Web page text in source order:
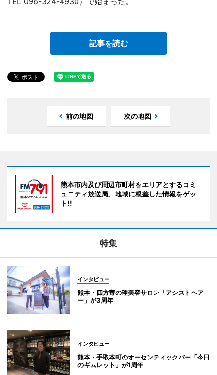
記事を読む
前の地図 次の地図
熊本市内及び周辺市町村をエリアとするコミ
ュニティ放送局。地域に根差した情報をゲッ
ト!!
特集
インタビュー
熊本・四方寄の理美容サロン「アシストヘア
ー」が3周年
インタビュー
熊本・手取本町のオーセンティックバー「今日
のギムレット」が1周年